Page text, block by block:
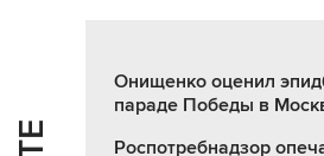
Онищенко оценил
параде Победы в
Роспотребнадзор